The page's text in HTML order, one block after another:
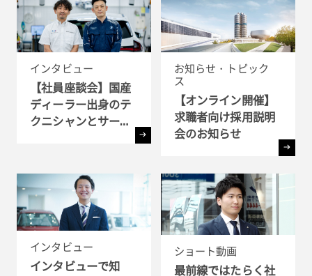
インタビュー
【社員座談会】国産
ディーラー出身のテ
クニシャンとサービ
とは ?!
お知らせ・トピック
ス
【オンライン開催】
求職者向け採用説明
会のお知らせ
インタビュー
インタビューで知
ショート動画
最前線ではたらく社